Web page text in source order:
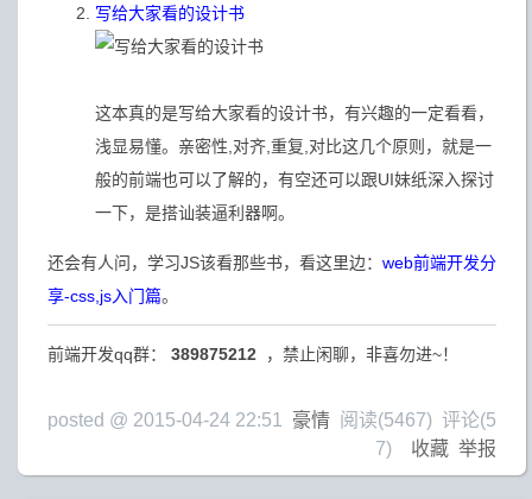
写给大家看的设计书
这本真的是写给大家看的设计书，有兴趣的一定看看，
浅显易懂。亲密性,对齐,重复,对比这几个原则，就是一
般的前端也可以了解的，有空还可以跟UI妹纸深入探讨
一下，是搭讪装逼利器啊。
还会有人问，学习JS该看那些书，看这里边： web前端开发分
享-css,js入门篇。
前端开发qq群： 389875212 ，禁止闲聊，非喜勿进~！
posted @ 2015-04-24 22:51 豪情 阅读(5467) 评论(5
7) 收藏 举报